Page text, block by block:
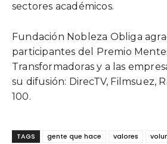
sectores académicos.
Fundación Nobleza Obliga
participantes del Premio
Transformadoras y a las
su difusión: DirecTV, Filmsuez,
100.
TAGS gente que hace valores